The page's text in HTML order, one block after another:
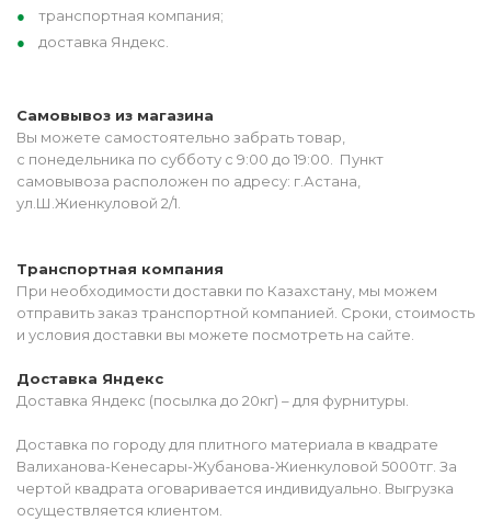
транспортная компания;
доставка Яндекс.
Самовывоз из магазина
Вы можете самостоятельно забрать товар,
с понедельника по субботу с 9:00 до 19:00. Пункт
самовывоза расположен по адресу: г.Астана,
ул.Ш.Жиенкуловой 2/1.
Транспортная компания
При необходимости доставки по Казахстану, мы можем
отправить заказ транспортной компанией. Сроки, стоимость
и условия доставки вы можете посмотреть на сайте.
Доставка Яндекс
Доставка Яндекс (посылка до 20кг) – для фурнитуры.
Доставка по городу для плитного материала в квадрате
Валиханова-Кенесары-Жубанова-Жиенкуловой 5000тг. За
чертой квадрата оговаривается индивидуально. Выгрузка
осуществляется клиентом.